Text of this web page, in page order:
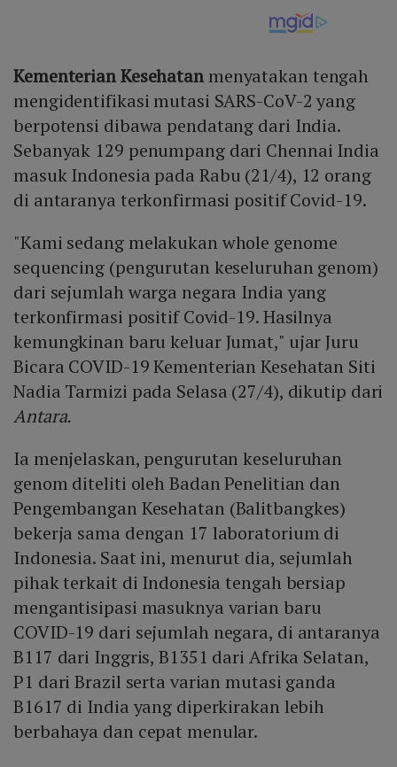
Kementerian Kesehatanmenyatakan tengah
mengidentifikasi mutasi SARS-CoV-2 yang
berpotensi dibawa pendatang dari India.
Sebanyak 129 penumpang dari Chennai India
masuk Indonesia pada Rabu (21/4), 12 orang
di antaranya terkonfirmasi positif Covid-19.
"Kami sedang melakukan whole genome
sequencing (pengurutan keseluruhan genom)
dari sejumlah warga negara India yang
terkonfirmasi positif Covid-19. Hasilnya
kemungkinan baru keluar Jumat," ujar Juru
Bicara COVID-19 Kementerian Kesehatan Siti
Nadia Tarmizi pada Selasa (27/4), dikutip dari
Antara.
Ia menjelaskan, pengurutan keseluruhan
genom diteliti oleh Badan Penelitian dan
Pengembangan Kesehatan (Balitbangkes)
bekerja sama dengan 17 laboratorium di
Indonesia. Saat ini, menurut dia, sejumlah
pihak terkait di Indonesia tengah bersiap
mengantisipasi masuknya varian baru
COVID-19 dari sejumlah negara, di antaranya
B117 dari Inggris, B1351 dari Afrika Selatan,
P1 dari Brazil serta varian mutasi ganda
B1617 di India yang diperkirakan lebih
berbahaya dan cepat menular.